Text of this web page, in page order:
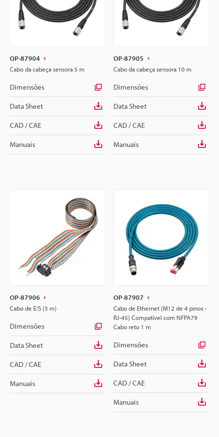
OP-87904
Cabo da cabeça sensora 5 m
Dimensões
Data Sheet
CAD / CAE
Manuais
OP-87905
Cabo da cabeça sensora 10 m
Dimensões
Data Sheet
CAD / CAE
Manuais
OP-87906
Cabo de E/S (3 m)
Dimensões
Data Sheet
CAD / CAE
Manuais
OP-87907
Cabo de Ethernet (M12 de 4 pinos -
RJ-45) Compatível com NFPA79
Cabo reto 1 m
Dimensões
Data Sheet
CAD / CAE
Manuais